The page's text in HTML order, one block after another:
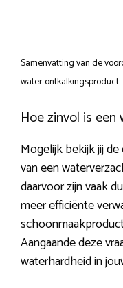
Samenvatting van de
water-ontkalkingsproduct.
Hoe zinvol is
Mogelijk bekijk jij
van een
daarvoor zijn vaak
meer efficiënte
Aangaande deze
waterhardheid in